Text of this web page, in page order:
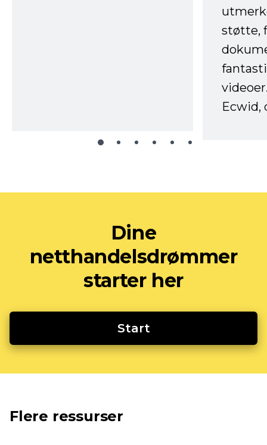
støtte,
Ecwid,
Dine
netthandelsdrømmer
starter her
Start
Flere ressurser